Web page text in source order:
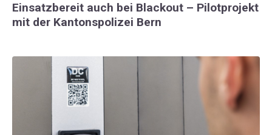
Einsatzbereit auch bei Blackout – Pilotprojekt
mit der Kantonspolizei Bern